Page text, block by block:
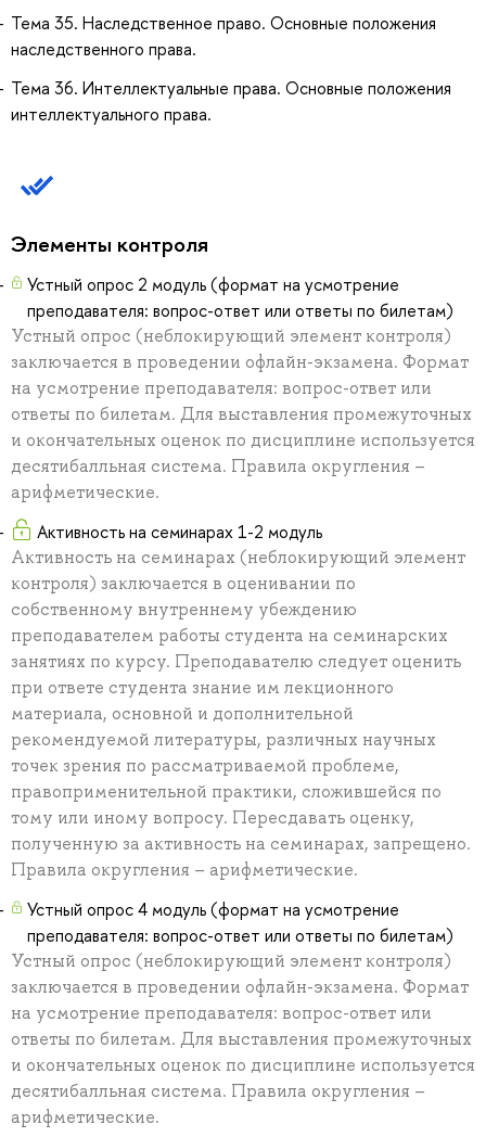
Тема 35. Наследственное право. Основные положения
наследственного права.
Тема 36. Интеллектуальные права. Основные положения
интеллектуального права.
Элементы контроля
Устный опрос 2 модуль (формат на усмотрение
преподавателя: вопрос-ответ или ответы по билетам)
Устный опрос (неблокирующий элемент контроля)
заключается в проведении офлайн-экзамена. Формат
на усмотрение преподавателя: вопрос-ответ или
ответы по билетам. Для выставления промежуточных
и окончательных оценок по дисциплине используется
десятибалльная система. Правила округления –
арифметические.
Активность на семинарах 1-2 модуль
Активность на семинарах (неблокирующий элемент
контроля) заключается в оценивании по
собственному внутреннему убеждению
преподавателем работы студента на семинарских
занятиях по курсу. Преподавателю следует оценить
при ответе студента знание им лекционного
материала, основной и дополнительной
рекомендуемой литературы, различных научных
точек зрения по рассматриваемой проблеме,
правоприменительной практики, сложившейся по
тому или иному вопросу. Пересдавать оценку,
полученную за активность на семинарах, запрещено.
Правила округления – арифметические.
Устный опрос 4 модуль (формат на усмотрение
преподавателя: вопрос-ответ или ответы по билетам)
Устный опрос (неблокирующий элемент контроля)
заключается в проведении офлайн-экзамена. Формат
на усмотрение преподавателя: вопрос-ответ или
ответы по билетам. Для выставления промежуточных
и окончательных оценок по дисциплине используется
десятибалльная система. Правила округления –
арифметические.